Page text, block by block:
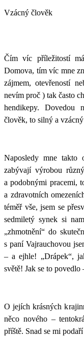
Vzácný člověk
Čím víc příležitostí
Domova, tím víc mne
zájmem, otevřeností
nevím proč ) tak často
hendikepy. Dovedou
člověk, to silný a
Naposledy mne takto
zabývají výrobou
a podobnými pracemi,
a zdravotních
téměř vše, jsem se
sedmiletý synek si
„zhmotnění“ do
s paní Vajrauchovou
– a ejhle! „Drápek“,
světě! Jak se to povedlo
O jejích krásných
něco nového –
příště. Snad se mi